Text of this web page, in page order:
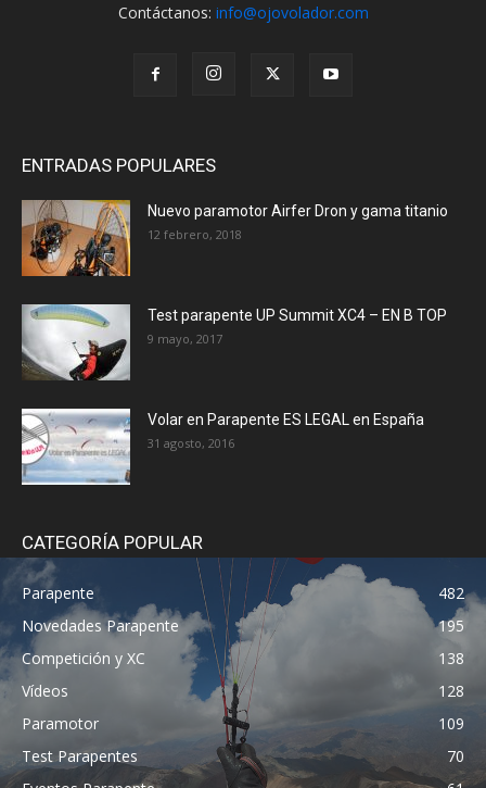
Contáctanos: info@ojovolador.com
ENTRADAS POPULARES
Nuevo paramotor Airfer Dron y gama titanio
12 febrero, 2018
Test parapente UP Summit XC4 – EN B TOP
9 mayo, 2017
Volar en Parapente ES LEGAL en España
31 agosto, 2016
CATEGORÍA POPULAR
Parapente
482
Novedades Parapente
195
Competición y XC
138
Vídeos
128
Paramotor
109
Test Parapentes
70